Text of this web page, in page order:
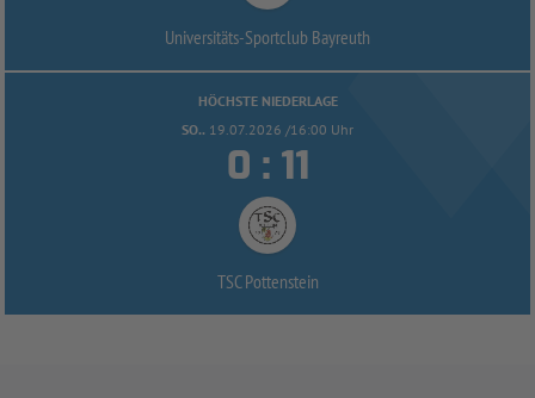
Universitäts-Sportclub Bayreuth
HÖCHSTE NIEDERLAGE
SO.. 19.07.2026 /16:00 Uhr
 : 
TSC Pottenstein